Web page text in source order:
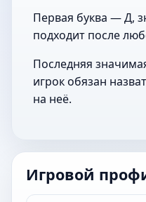
Первая буква — Д,
подходит после
Последняя
игрок обязан
на неё.
Игровой